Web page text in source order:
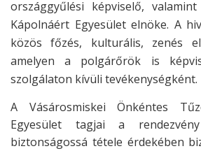
országgyűlési képviselő,
Kápolnáért Egyesület elnöke. A
közös főzés, kulturális, zenés
amelyen a polgárőrök is
szolgálaton kívüli tevékenységként.
A Vásárosmiskei Önkéntes
Egyesület tagjai a
biztonságossá tétele érdekében